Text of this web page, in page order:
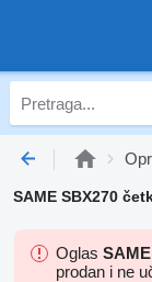
SAME SBX270
Oglas
prodan i ne